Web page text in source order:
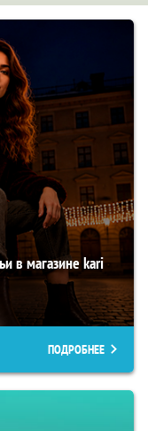
в магазине kari
ПОДРОБНЕЕ